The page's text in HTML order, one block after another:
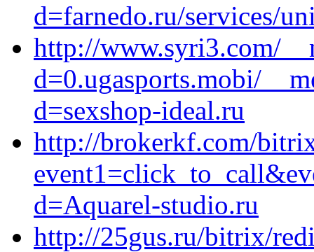
d=farnedo.ru/services/
http://www.syri3.com/
d=0.ugasports.mobi/
d=sexshop-ideal.ru
http://brokerkf.com/
d=Aquarel-studio.ru
http://25gus.ru/bitrix/